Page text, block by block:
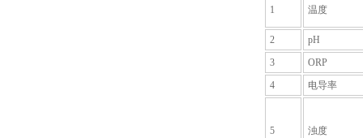
1 温度
2
pH
3
ORP
4
电导率
5 浊度